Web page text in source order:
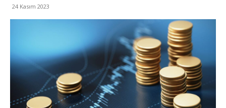
24 Kasım 2023